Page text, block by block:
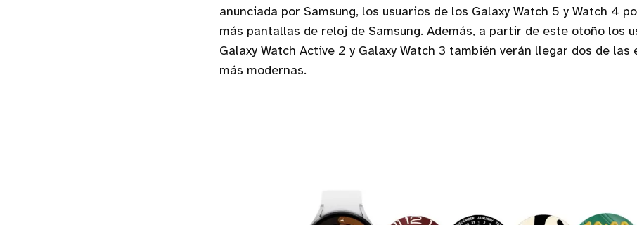
anunciada por Samsung, los usuarios de los Galaxy Watch 5 y Watch 4
más pantallas de reloj de Samsung. Además, a partir de este otoño los
Galaxy Watch Active 2 y Galaxy Watch 3 también verán llegar dos de las
más modernas.